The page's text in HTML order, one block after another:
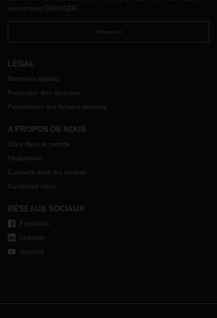
concernant DACHSER
S'inscrire
LÉGAL
Mentions légales
Protection des données
Paramètres des fichiers témoins
A PROPOS DE NOUS
Sites dans le monde
Mediaroom
Contacts avec les médias
Contactez nous
RÉSEAUX SOCIAUX
Facebook
LinkedIn
Youtube